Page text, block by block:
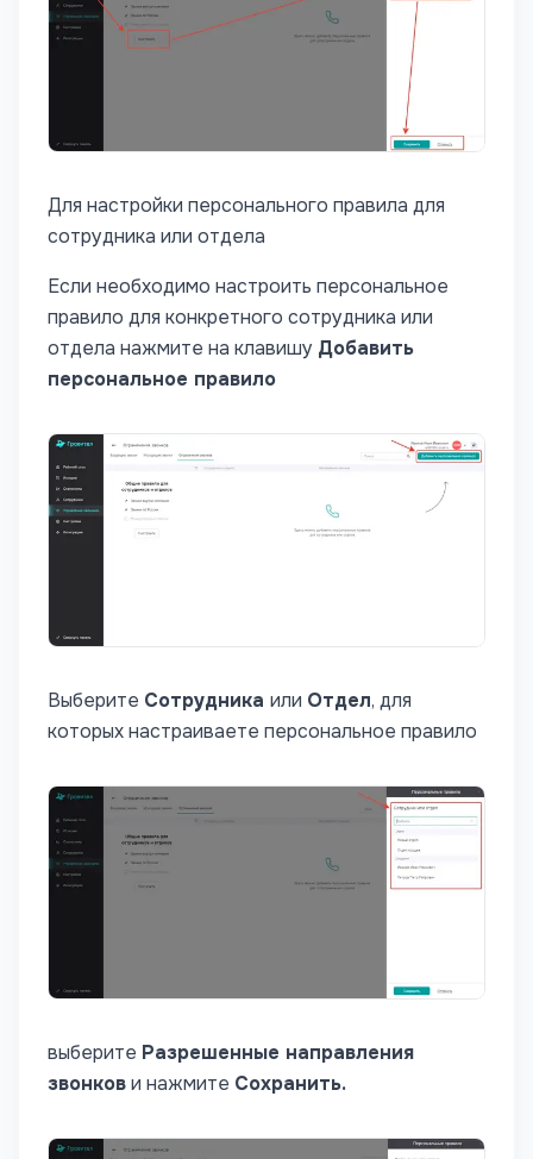
Для настройки персонального правила для
сотрудника или отдела
Если необходимо настроить персональное
правило для конкретного сотрудника или
отдела нажмите на клавишу Добавить
персональное правило
Выберите Сотрудника или Отдел, для
которых настраиваете персональное правило
выберите Разрешенные направления
звонкови нажмите Сохранить.